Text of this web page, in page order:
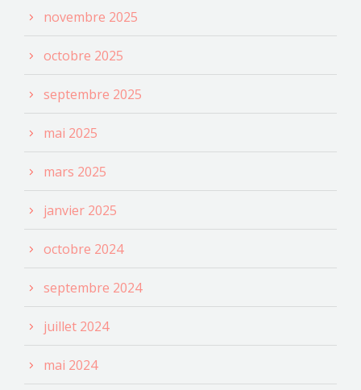
novembre 2025
octobre 2025
septembre 2025
mai 2025
mars 2025
janvier 2025
octobre 2024
septembre 2024
juillet 2024
mai 2024